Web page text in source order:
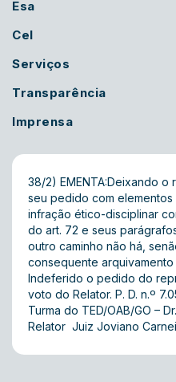
Esa
Cel
Serviços
Transparência
Imprensa
38/2) EMENTA:Deixando
seu pedido com
infração ético-disciplinar
do art. 72 e seus
outro caminho não há,
consequente arquivamento
Indeferido o pedido do
voto do Relator. P. D. n.º
Turma do TED/OAB/GO –
Relator  Juiz Joviano